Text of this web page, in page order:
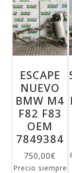
ESCAPE
NUEVO
BMW M4
F82 F83
OEM
7849384
750,00€
Precio siempre